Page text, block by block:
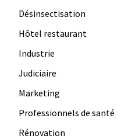
Désinsectisation
Hôtel restaurant
Industrie
Judiciaire
Marketing
Professionnels de santé
Rénovation